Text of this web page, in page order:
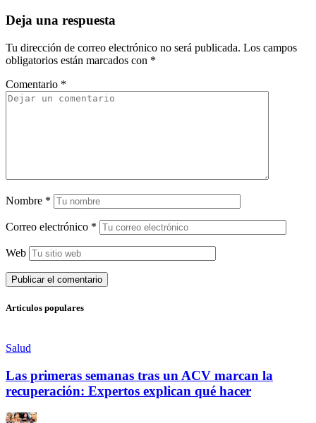
Deja una respuesta
Tu dirección de correo electrónico no será publicada. Los campos
obligatorios están marcados con *
Comentario *
Nombre *
Correo electrónico *
Web
Articulos populares
Salud
Las primeras semanas tras un ACV marcan la
recuperación: Expertos explican qué hacer